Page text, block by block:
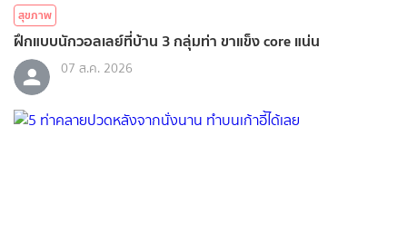
สุขภาพ
ฝึกแบบนักวอลเลย์ที่บ้าน 3 กลุ่มท่า ขาแข็ง core แน่น
07 ส.ค. 2026